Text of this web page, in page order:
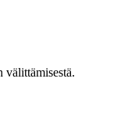
välittämisestä.